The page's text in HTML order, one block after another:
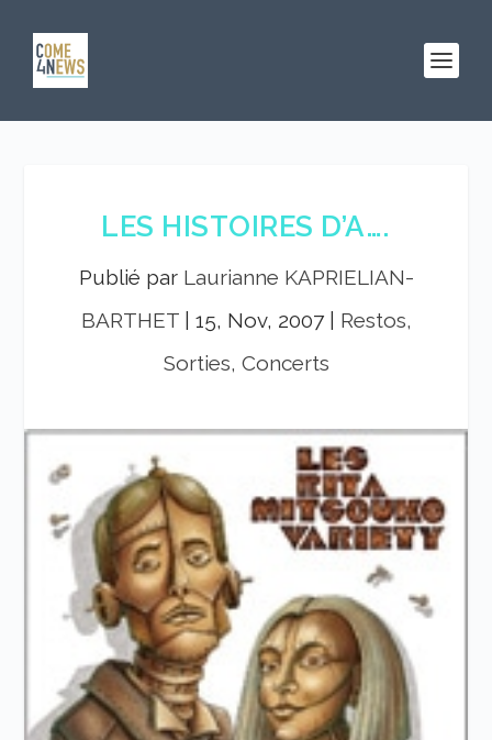
LES HISTOIRES D’A….
Publié par Laurianne KAPRIELIAN-
BARTHET| 15, Nov, 2007| Restos,
Sorties, Concerts